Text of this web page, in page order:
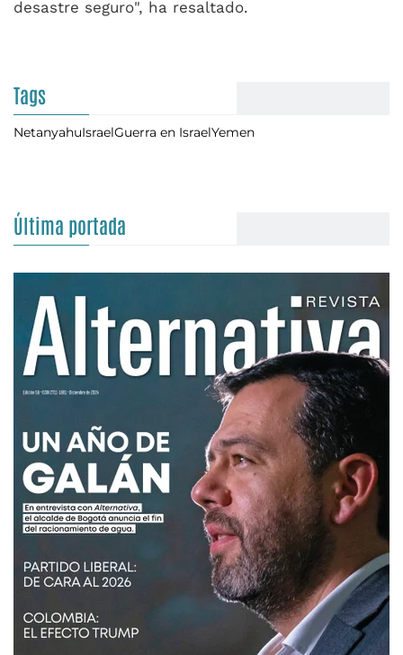
desastre seguro", ha resaltado.
Tags
NetanyahuIsraelGuerra en IsraelYemen
Última portada